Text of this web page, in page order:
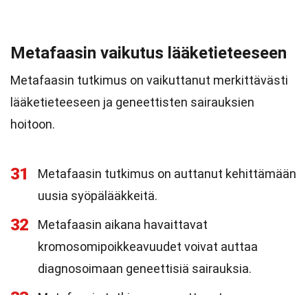
Metafaasin vaikutus lääketieteeseen
Metafaasin tutkimus on vaikuttanut merkittävästi
lääketieteeseen ja geneettisten sairauksien
hoitoon.
31
Metafaasin tutkimus on auttanut kehittämään
uusia syöpälääkkeitä.
32
Metafaasin aikana havaittavat
kromosomipoikkeavuudet voivat auttaa
diagnosoimaan geneettisiä sairauksia.